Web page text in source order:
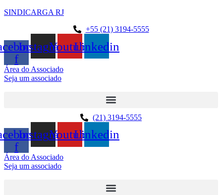
SINDICARGA RJ
+55 (21) 3194-5555
f
InstagramYoutubeLinkedin
Área do Associado
Seja um associado
(21) 3194-5555
f
InstagramYoutubeLinkedin
Área do Associado
Seja um associado